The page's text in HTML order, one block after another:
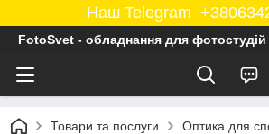
Наш Telegram
FotoSvet - обладнання для фотостудій
Товари та послуги Оптика для